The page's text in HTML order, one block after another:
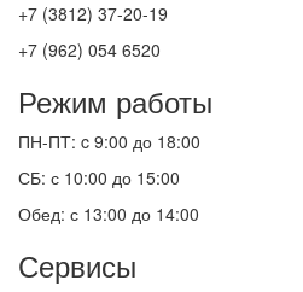
+7 (3812) 37-20-19
+7 (962) 054 6520
Режим работы
ПН-ПТ: c 9:00 до 18:00
СБ: с 10:00 до 15:00
Обед: с 13:00 до 14:00
Сервисы